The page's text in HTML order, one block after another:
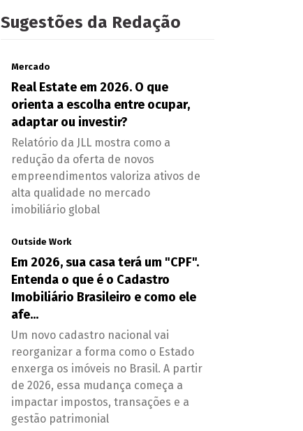
Sugestões da Redação
Mercado
Real Estate em 2026. O que
orienta a escolha entre ocupar,
adaptar ou investir?
Relatório da JLL mostra como a
redução da oferta de novos
empreendimentos valoriza ativos de
alta qualidade no mercado
imobiliário global
Outside Work
Em 2026, sua casa terá um "CPF".
Entenda o que é o Cadastro
Imobiliário Brasileiro e como ele
afe...
Um novo cadastro nacional vai
reorganizar a forma como o Estado
enxerga os imóveis no Brasil. A partir
de 2026, essa mudança começa a
impactar impostos, transações e a
gestão patrimonial